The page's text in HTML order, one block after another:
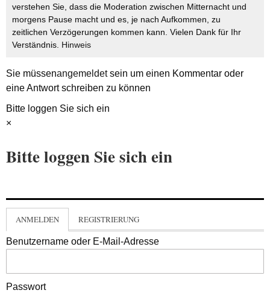
verstehen Sie, dass die Moderation zwischen Mitternacht und
morgens Pause macht und es, je nach Aufkommen, zu
zeitlichen Verzögerungen kommen kann. Vielen Dank für Ihr
Verständnis. Hinweis
Sie müssenangemeldetsein um einen Kommentar oder
eine Antwort schreiben zu können
Bitte loggen Sie sich ein
×
Bitte loggen Sie sich ein
ANMELDEN REGISTRIERUNG
Benutzername oder E-Mail-Adresse
Passwort